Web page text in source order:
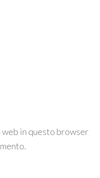
web in questo browser